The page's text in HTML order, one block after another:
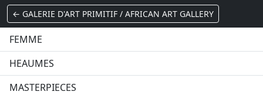
← GALERIE D'ART PRIMITIF / AFRICAN ART GALLERY
FEMME
HEAUMES
MASTERPIECES